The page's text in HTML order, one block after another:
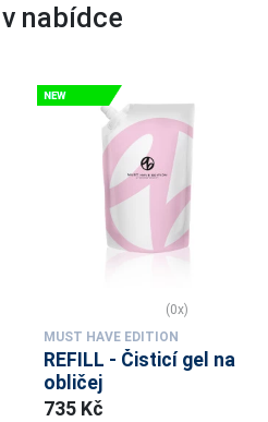
nabídce
(0x)
MUST HAVE EDITION
REFILL - Čisticí gel na
obličej
735 Kč